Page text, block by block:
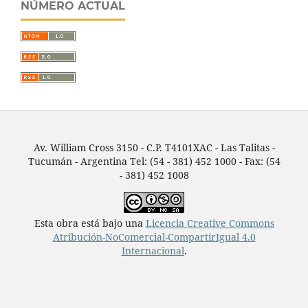
NÚMERO ACTUAL
Av. William Cross 3150 - C.P. T4101XAC - Las Talitas -
Tucumán - Argentina Tel: (54 - 381) 452 1000 - Fax: (54
- 381) 452 1008
Esta obra está bajo una Licencia Creative Commons
Atribución-NoComercial-CompartirIgual 4.0
Internacional.